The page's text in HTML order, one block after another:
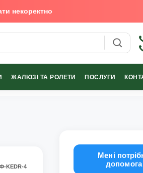
некоректно
ЖАЛЮЗІ ТА РОЛЕТИ ПОСЛУГИ
Ф-KEDR-4
Мені
допомога